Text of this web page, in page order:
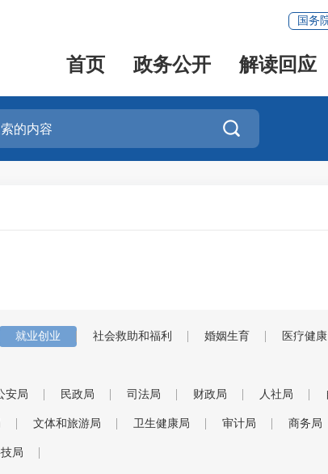
国务
首页 政务公开 解读回应

就业创业 社会救助和福利 婚姻生育 医疗健康
安局 民政局 司法局 财政局 人社局
文体和旅游局 卫生健康局 审计局 商务局
局